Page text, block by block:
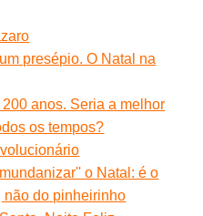
presépio. O Natal na
anos. Seria a melhor
os tempos?
o Natal: é o
não do pinheirinho